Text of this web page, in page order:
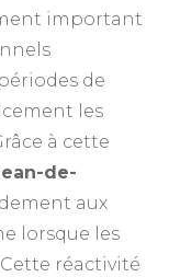
important
de
les
à cette
de-
aux
lorsque les
réactivité